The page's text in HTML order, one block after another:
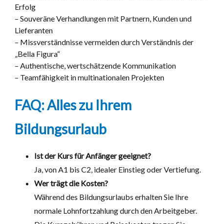
Erfolg
– Souveräne Verhandlungen mit Partnern, Kunden und
Lieferanten
– Missverständnisse vermeiden durch Verständnis der
„Bella Figura“
– Authentische, wertschätzende Kommunikation
– Teamfähigkeit in multinationalen Projekten
FAQ: Alles zu Ihrem
Bildungsurlaub
Ist der Kurs für Anfänger geeignet?
Ja, von A1 bis C2, idealer Einstieg oder Vertiefung.
Wer trägt die Kosten?
Während des Bildungsurlaubs erhalten Sie Ihre
normale Lohnfortzahlung durch den Arbeitgeber.